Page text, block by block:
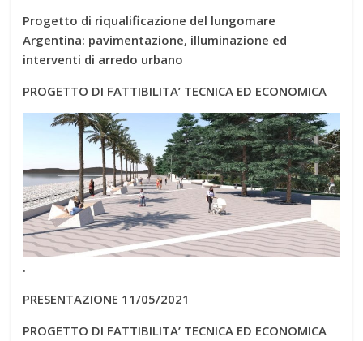
Progetto di riqualificazione del lungomare
Argentina: pavimentazione, illuminazione ed
interventi di arredo urbano
PROGETTO DI FATTIBILITA’ TECNICA ED ECONOMICA
.
PRESENTAZIONE 11/05/2021
PROGETTO DI FATTIBILITA’ TECNICA ED ECONOMICA